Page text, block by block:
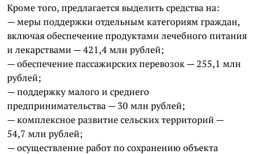
Кроме того, предлагается выделить средства на:
— меры поддержки отдельным категориям граждан,
включая обеспечение продуктами лечебного питания
и лекарствами — 421,4 млн рублей;
— обеспечение пассажирских перевозок — 255,1 млн
рублей;
— поддержку малого и среднего
предпринимательства — 30 млн рублей;
— комплексное развитие сельских территорий —
54,7 млн рублей;
— осуществление работ по сохранению объекта